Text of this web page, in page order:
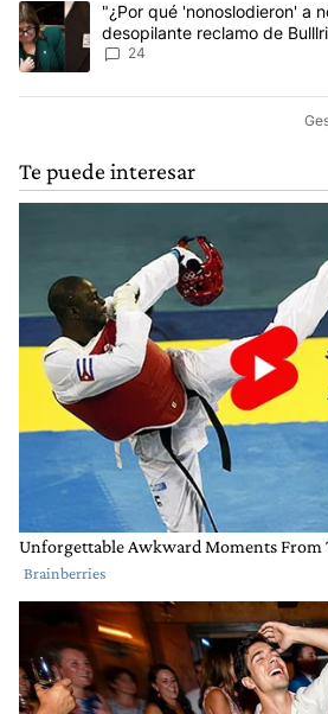
Un artículo de tendencia con el título
"¿Por qué 'nonoslodieron' a
desopilante reclamo de
Malvinas
24